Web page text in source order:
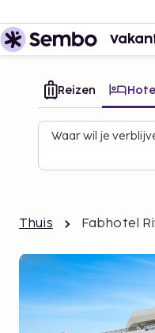
Reizen
Waar wil je
Thuis Fabhotel